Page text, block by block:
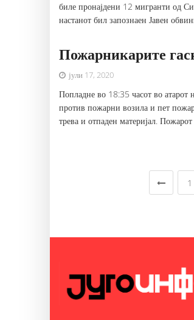
биле пронајдени 12 мигранти од
настанот бил запознаен Јавен
Пожарникарите
јули 17, 2020
Попладне во 18:35 часот во
против пожарни возила и пет
трева и отпаден материјал.
1